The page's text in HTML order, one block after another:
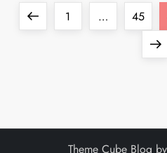
Y PreviousPage
1 … Page
45
Next
Theme Cube Blog by